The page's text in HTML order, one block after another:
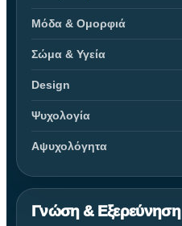
Μόδα & Ομορφιά
Σώμα & Υγεία
Design
Ψυχολογία
Αψυχολόγητα
Γνώση & Εξερεύνηση